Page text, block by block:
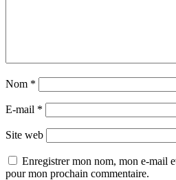
Nom *
E-mail *
Site web
Enregistrer mon nom, mon e-mail
pour mon prochain commentaire.